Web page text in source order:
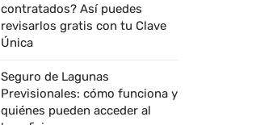
contratados? Así puedes
revisarlos gratis con tu Clave
Única
Seguro de Lagunas
Previsionales: cómo funciona y
quiénes pueden acceder al